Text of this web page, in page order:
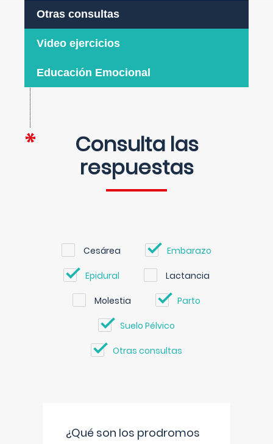
Otras consultas
Video ejercicios
Educación Emocional
Consulta las
respuestas
Cesárea Embarazo
Epidural Lactancia
Molestia Parto
Suelo Pélvico
Otras consultas
¿Qué son los prodromos